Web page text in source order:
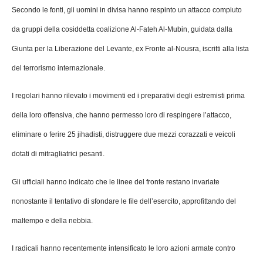
Secondo le fonti, gli uomini in divisa hanno respinto un attacco compiuto
da gruppi della cosiddetta coalizione Al-Fateh Al-Mubin, guidata dalla
Giunta per la Liberazione del Levante, ex Fronte al-Nousra, iscritti alla lista
del terrorismo internazionale.
I regolari hanno rilevato i movimenti ed i preparativi degli estremisti prima
della loro offensiva, che hanno permesso loro di respingere l’attacco,
eliminare o ferire 25 jihadisti, distruggere due mezzi corazzati e veicoli
dotati di mitragliatrici pesanti.
Gli ufficiali hanno indicato che le linee del fronte restano invariate
nonostante il tentativo di sfondare le file dell’esercito, approfittando del
maltempo e della nebbia.
I radicali hanno recentemente intensificato le loro azioni armate contro